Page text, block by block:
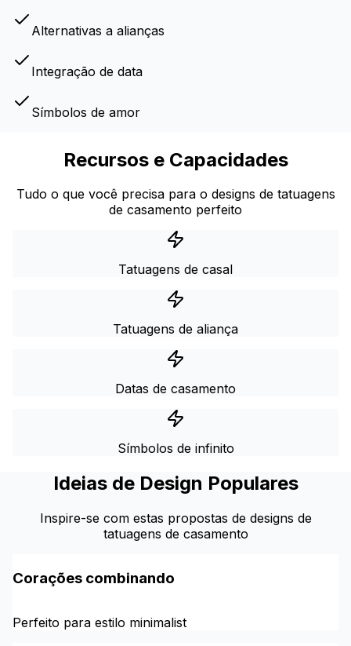
Alternativas a alianças
Integração de data
Símbolos de amor
Recursos e Capacidades
Tudo o que você precisa para o designs de tatuagens
de casamento perfeito
Tatuagens de casal
Tatuagens de aliança
Datas de casamento
Símbolos de infinito
Ideias de Design Populares
Inspire-se com estas propostas de designs de
tatuagens de casamento
Corações combinando
Perfeito para estilo minimalist